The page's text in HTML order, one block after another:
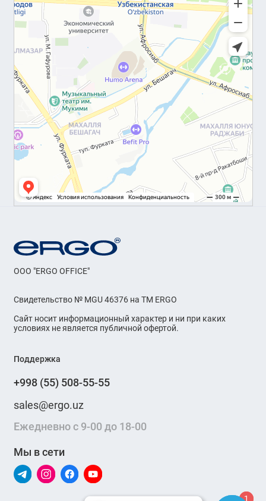
OOO "ERGO OFFICE"
Свидетельство № MGU 46376 на ТМ ERGO
Сайт носит информационный характер и ни при каких
условиях не является публичной офертой.
Поддержка
+998 (55) 508-55-55
sales@ergo.uz
Ежедневно с 9-00 до 18-00
Мы в сети
1
1